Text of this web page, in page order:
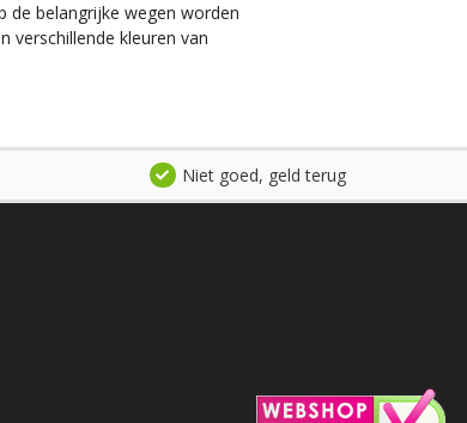
de belangrijke wegen worden
verschillende kleuren van
Niet goed, geld terug